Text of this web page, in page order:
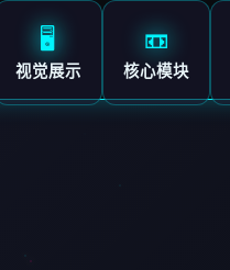
🖥️
视觉展示
📼
核心模块